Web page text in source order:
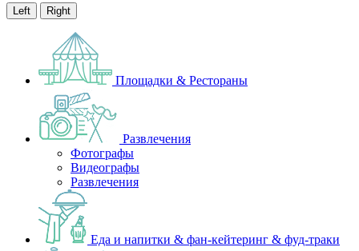
Left Right
Площадки & Рестораны
Развлечения
Фотографы
Видеографы
Развлечения
Еда и напитки & фан-кейтеринг & фуд-траки